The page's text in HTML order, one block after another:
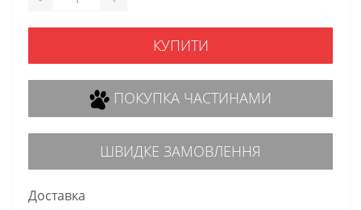
КУПИТИ
ПОКУПКА ЧАСТИНАМИ
ШВИДКЕ ЗАМОВЛЕННЯ
Доставка